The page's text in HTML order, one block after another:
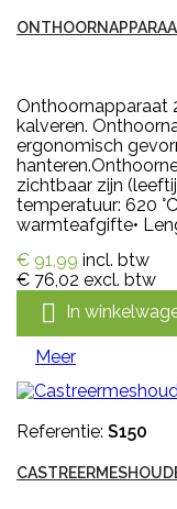
Onthoornapparaat
kalveren.
ergonomisch
zichtbaar zijn
temperatuur: 620
warmteafgifte•
€ 91,99 incl. btw
€ 76,02 excl. btw
 In
Meer
Referentie: S150